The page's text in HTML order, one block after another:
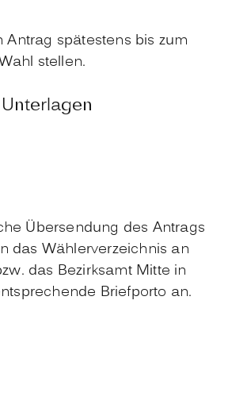
Antrag spätestens bis zum
stellen.
Übersendung des Antrags
das Wählerverzeichnis an
das Bezirksamt Mitte in
Briefporto an.